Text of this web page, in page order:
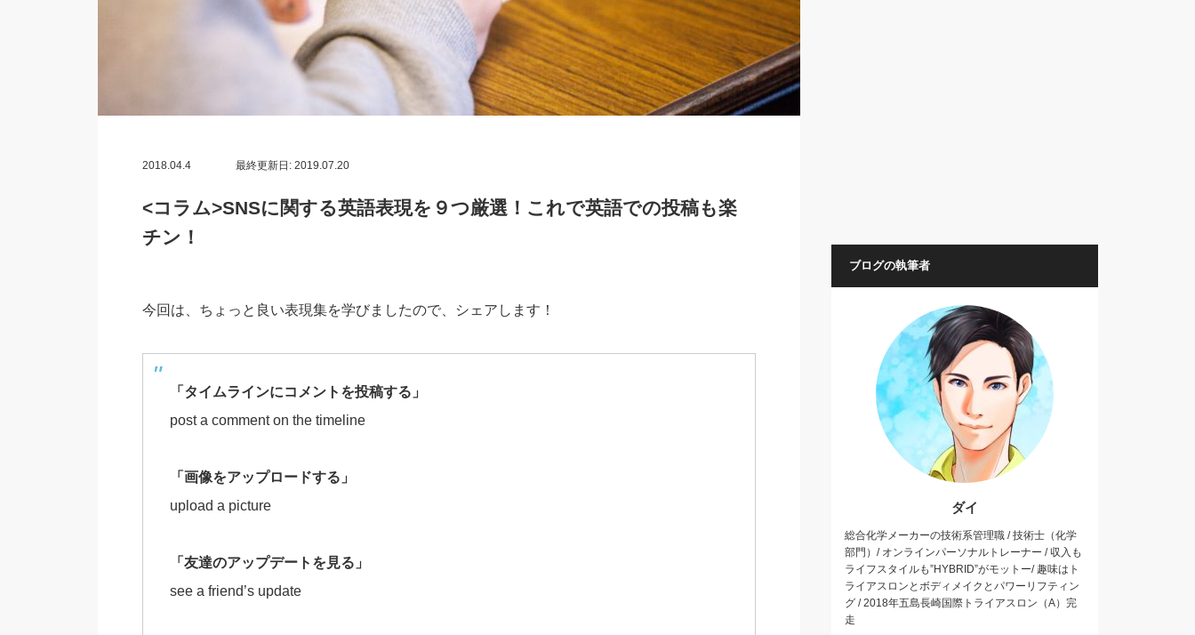
2018.04.4 最終更新日: 2019.07.20
<コラム>SNSに関する英語表現を９つ厳選！これで英語での投稿も楽
チン！
今回は、ちょっと良い表現集を学びましたので、シェアします！
「タイムラインにコメントを投稿する」
post a comment on the timeline
「画像をアップロードする」
upload a picture
「友達のアップデートを見る」
see a friend’s update
ブログの執筆者
ダイ
総合化学メーカーの技術系管理職 / 技術士（化学
部門）/ オンラインパーソナルトレーナー / 収入も
ライフスタイルも”HYBRID”がモットー/ 趣味はト
ライアスロンとボディメイクとパワーリフティン
グ / 2018年五島長崎国際トライアスロン（A）完
走